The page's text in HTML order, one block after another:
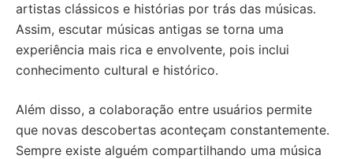
artistas clássicos e histórias por trás das músicas.
Assim, escutar músicas antigas se torna uma
experiência mais rica e envolvente, pois inclui
conhecimento cultural e histórico.
Além disso, a colaboração entre usuários permite
que novas descobertas aconteçam constantemente.
Sempre existe alguém compartilhando uma música